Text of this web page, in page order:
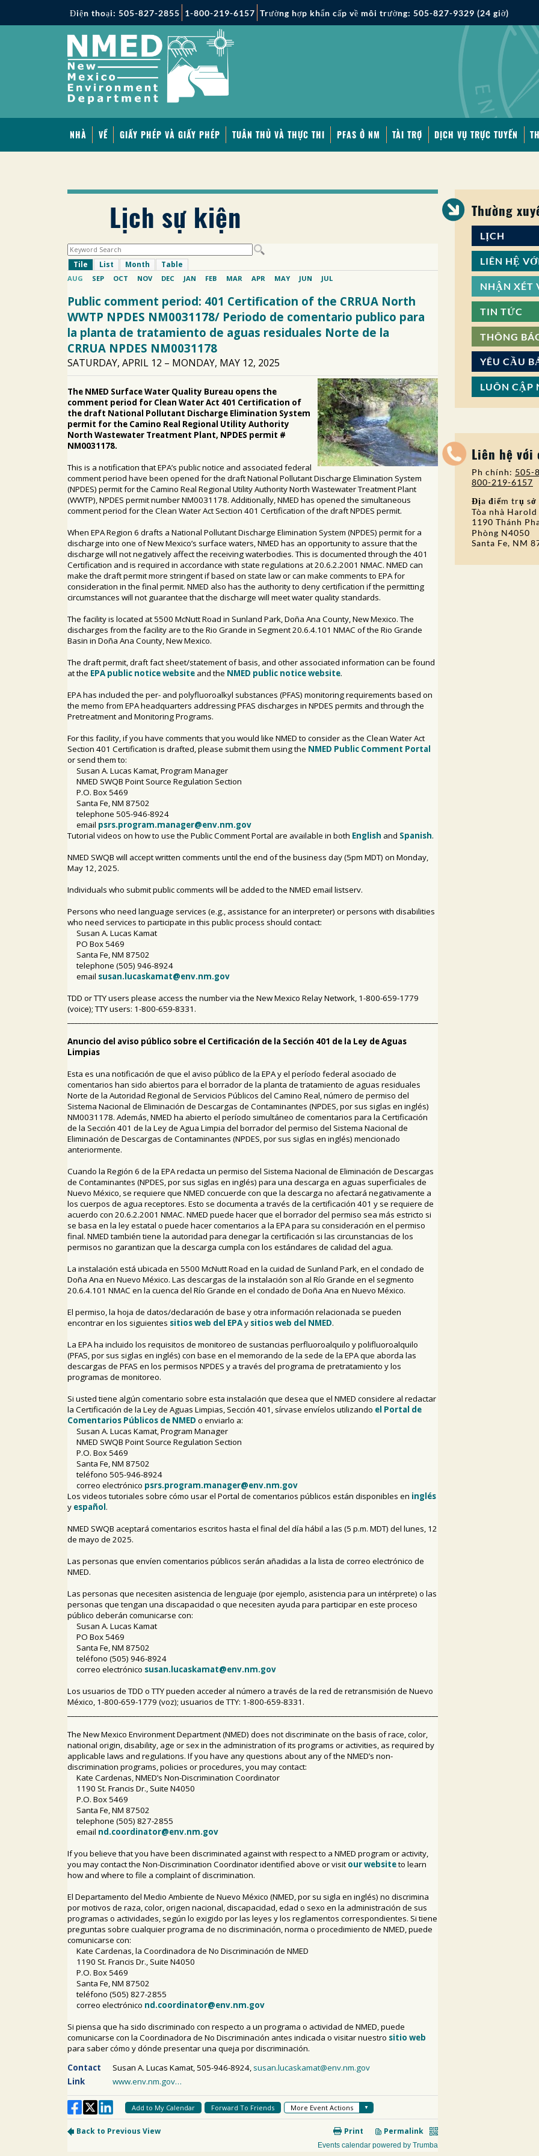
Điện thoại: 505-827-2855 1-800-219-6157 Trường hợp khẩn cấp về môi trường: 505-827-9329 (24 giờ)
NHÀ VỀ GIẤY PHÉP VÀ GIẤY PHÉP TUÂN THỦ VÀ THỰC THI PFAS Ở NM TÀI TRỢ DỊCH VỤ TRỰC TUYẾN
Lịch sự kiện Thường
LỊCH
LIÊN HỆ
NHẬN XÉT
TIN TỨC
THÔNG
YÊU CẦU
LUÔN CẬP
Liên hệ
Ph chính: 505-
800-219-6157
Địa điểm trụ sở
Tòa nhà
1190 Thánh
Phòng N4050
Santa Fe, NM